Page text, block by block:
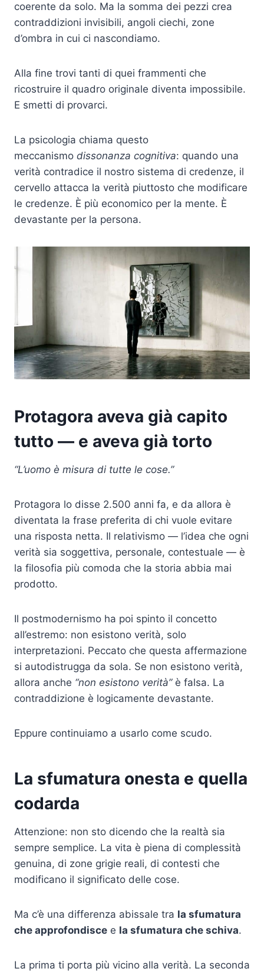
coerente da solo. Ma la somma dei pezzi crea
contraddizioni invisibili, angoli ciechi, zone
d’ombra in cui ci nascondiamo.
Alla fine trovi tanti di quei frammenti che
ricostruire il quadro originale diventa impossibile.
E smetti di provarci.
La psicologia chiama questo
meccanismo dissonanza cognitiva: quando una
verità contradice il nostro sistema di credenze, il
cervello attacca la verità piuttosto che modificare
le credenze. È più economico per la mente. È
devastante per la persona.
Protagora aveva già capito
tutto — e aveva già torto
“L’uomo è misura di tutte le cose.”
Protagora lo disse 2.500 anni fa, e da allora è
diventata la frase preferita di chi vuole evitare
una risposta netta. Il relativismo — l’idea che ogni
verità sia soggettiva, personale, contestuale — è
la filosofia più comoda che la storia abbia mai
prodotto.
Il postmodernismo ha poi spinto il concetto
all’estremo: non esistono verità, solo
interpretazioni. Peccato che questa affermazione
si autodistrugga da sola. Se non esistono verità,
allora anche “non esistono verità”è falsa. La
contraddizione è logicamente devastante.
Eppure continuiamo a usarlo come scudo.
La sfumatura onesta e quella
codarda
Attenzione: non sto dicendo che la realtà sia
sempre semplice. La vita è piena di complessità
genuina, di zone grigie reali, di contesti che
modificano il significato delle cose.
Ma c’è una differenza abissale tra la sfumatura
che approfondisce e la sfumatura che schiva.
La prima ti porta più vicino alla verità. La seconda